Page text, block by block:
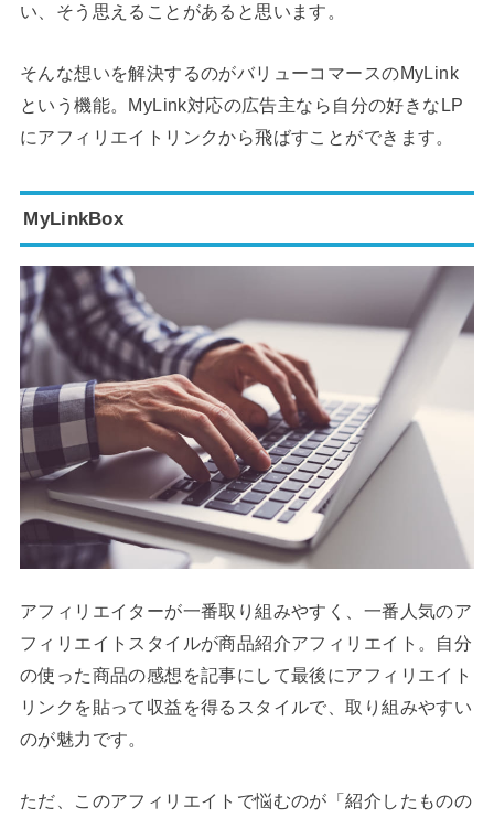
い、そう思えることがあると思います。
そんな想いを解決するのがバリューコマースのMyLink
という機能。MyLink対応の広告主なら自分の好きなLP
にアフィリエイトリンクから飛ばすことができます。
MyLinkBox
アフィリエイターが一番取り組みやすく、一番人気のア
フィリエイトスタイルが商品紹介アフィリエイト。自分
の使った商品の感想を記事にして最後にアフィリエイト
リンクを貼って収益を得るスタイルで、取り組みやすい
のが魅力です。
ただ、このアフィリエイトで悩むのが「紹介したものの